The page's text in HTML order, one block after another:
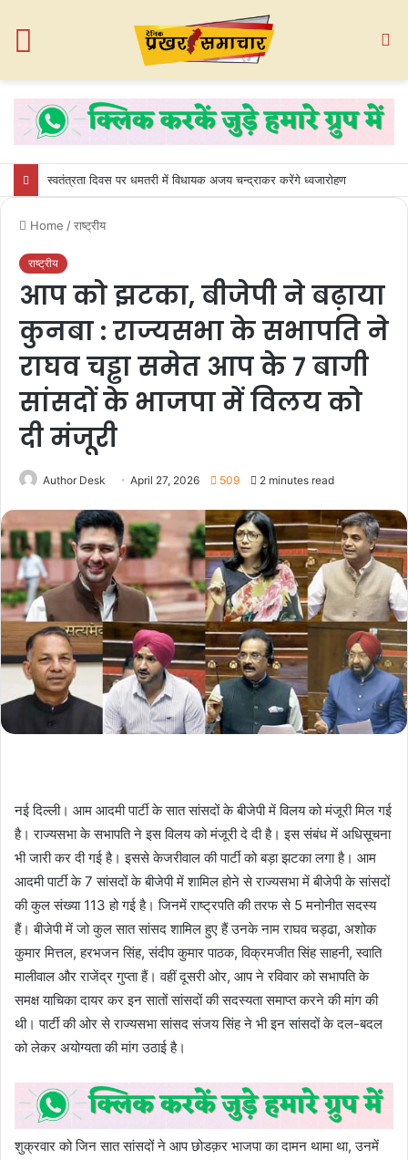
स्वतंत्रता दिवस पर धमतरी में विधायक अजय चन्द्राकर करेंगे ध्वजारोहण
Home /राष्ट्रीय
राष्ट्रीय
आप को झटका, बीजेपी ने बढ़ाया
कुनबा : राज्यसभा के सभापति ने
राघव चड्ढा समेत आप के 7 बागी
सांसदों के भाजपा में विलय को
दी मंजूरी
Author Desk April 27, 2026 509 2 minutes read
नई दिल्ली। आम आदमी पार्टी के सात सांसदों के बीजेपी में विलय को मंजूरी मिल गई
है। राज्यसभा के सभापति ने इस विलय को मंजूरी दे दी है। इस संबंध में अधिसूचना
भी जारी कर दी गई है। इससे केजरीवाल की पार्टी को बड़ा झटका लगा है। आम
आदमी पार्टी के 7 सांसदों के बीजेपी में शामिल होने से राज्यसभा में बीजेपी के सांसदों
की कुल संख्या 113 हो गई है। जिनमें राष्ट्रपति की तरफ से 5 मनोनीत सदस्य
हैं। बीजेपी में जो कुल सात सांसद शामिल हुए हैं उनके नाम राघव चड्ढा, अशोक
कुमार मित्तल, हरभजन सिंह, संदीप कुमार पाठक, विक्रमजीत सिंह साहनी, स्वाति
मालीवाल और राजेंद्र गुप्ता हैं। वहीं दूसरी ओर, आप ने रविवार को सभापति के
समक्ष याचिका दायर कर इन सातों सांसदों की सदस्यता समाप्त करने की मांग की
थी। पार्टी की ओर से राज्यसभा सांसद संजय सिंह ने भी इन सांसदों के दल-बदल
को लेकर अयोग्यता की मांग उठाई है।
शुक्रवार को जिन सात सांसदों ने आप छोडक़र भाजपा का दामन थामा था, उनमें